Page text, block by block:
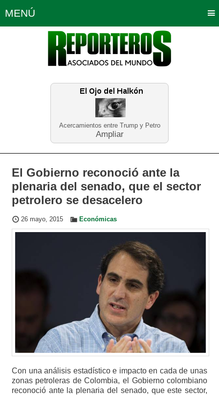
Acercamientos entre Trump y Petro
Ampliar
MENÚ
Política Opinión Bogotá
Planeta Tierra Deportes
Educación Neira
El Gobierno reconoció ante la
plenaria del senado, que el sector
petrolero se desacelero
26 mayo, 2015 Económicas
Con una análisis estadístico e impacto en cada de unas
zonas petroleras de Colombia, el Gobierno colombiano
reconoció ante la plenaria del senado, que este sector,